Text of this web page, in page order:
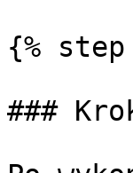
{% step
###